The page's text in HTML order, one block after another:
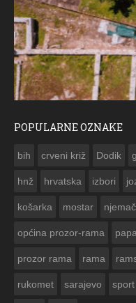
POPULARNE OZNAKE
bih crveni križ Dodik
hnž hrvatska izbori
košarka mostar
općina prozor-rama
prozor rama rama
rukomet sarajevo sport